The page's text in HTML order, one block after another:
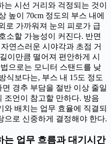
시선 거리와 걱정되는 것이
높이 70cm 정도의 부스 내에
로 가까워져 눈의 피로가 급
소할 가능성이 커진다. 반면
연스러운 시야각과 초점 거
이만큼 떨어져 편안하게 시
으로는 모니터 스탠드를 낮
식보다는, 부스 내 15도 정도
경추 부담을 절반 이상 줄일
조언이 참고할 만하다. 방음
배치는 업무 효율에 직결되
으로 신중하게 결정해야 한다.
는 업무 흐름과 대기시간